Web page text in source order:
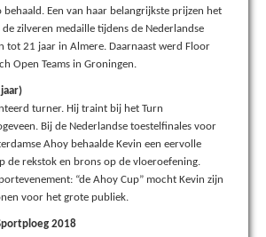
Een van haar belangrijkste prijzen het
zilveren medaille tijdens de Nederlandse
tot 21 jaar in Almere. Daarnaast werd Floor
Open Teams in Groningen.
turner. Hij traint bij het Turn
Bij de Nederlandse toestelfinales voor
Ahoy behaalde Kevin een eervolle
de rekstok en brons op de vloeroefening.
“de Ahoy Cup” mocht Kevin zijn
voor het grote publiek.
2018